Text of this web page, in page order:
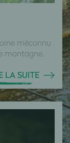
méconnu
montagne.
LA SUITE